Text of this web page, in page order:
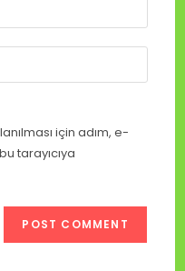
için adım, e-
tarayıcıya